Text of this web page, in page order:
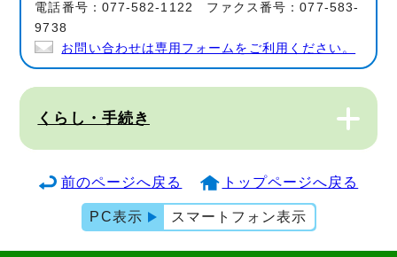
電話番号：077-582-1122 ファクス番号：077-583-
9738
お問い合わせは専用フォームをご利用ください。
くらし・手続き
前のページへ戻る トップページへ戻る
PC表示 スマートフォン表示